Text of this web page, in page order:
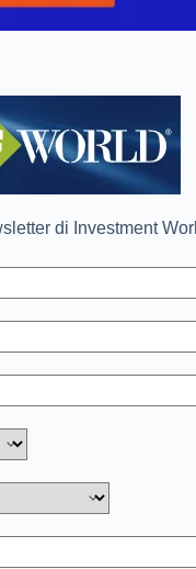
di Investment